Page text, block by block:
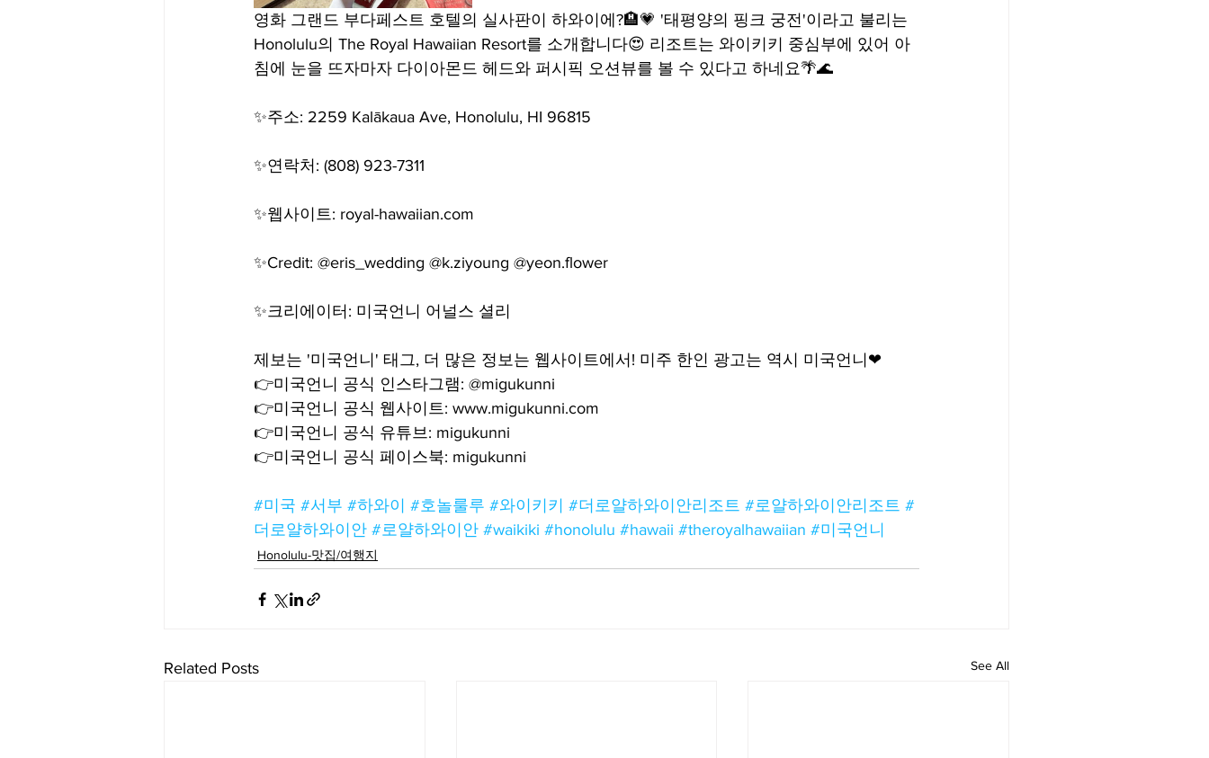
영화 그랜드 부다페스트 호텔의 실사판이 하와이에?🏨💗 '태평양의 핑크 궁전'이라고 불리는
Honolulu의 The Royal Hawaiian Resort를 소개합니다😍 리조트는 와이키키 중심부에 있어 아
침에 눈을 뜨자마자 다이아몬드 헤드와 퍼시픽 오션뷰를 볼 수 있다고 하네요🌴🌊
✨주소: 2259 Kalākaua Ave, Honolulu, HI 96815
✨연락처: (808) 923-7311
✨웹사이트: royal-hawaiian.com
✨Credit: @eris_wedding @k.ziyoung @yeon.flower
✨크리에이터: 미국언니 어널스 셜리
제보는 '미국언니' 태그, 더 많은 정보는 웹사이트에서! 미주 한인 광고는 역시 미국언니❤
👉미국언니 공식 인스타그램: @migukunni
👉미국언니 공식 웹사이트: www.migukunni.com
👉미국언니 공식 유튜브: migukunni
👉미국언니 공식 페이스북: migukunni
#미국 #서부 #하와이 #호놀룰루 #와이키키 #더로얄하와이안리조트 #로얄하와이안리조트 #
더로얄하와이안 #로얄하와이안 #waikiki #honolulu #hawaii #theroyalhawaiian #미국언니
Honolulu-맛집/여행지
Related Posts See All